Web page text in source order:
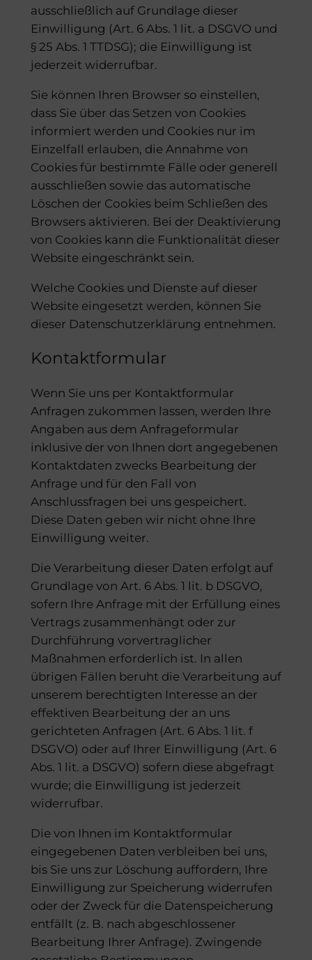
ausschließlich auf Grundlage dieser
Einwilligung (Art. 6 Abs. 1 lit. a DSGVO und
§ 25 Abs. 1 TTDSG); die Einwilligung ist
jederzeit widerrufbar.
Sie können Ihren Browser so einstellen,
dass Sie über das Setzen von Cookies
informiert werden und Cookies nur im
Einzelfall erlauben, die Annahme von
Cookies für bestimmte Fälle oder generell
ausschließen sowie das automatische
Löschen der Cookies beim Schließen des
Browsers aktivieren. Bei der Deaktivierung
von Cookies kann die Funktionalität dieser
Website eingeschränkt sein.
Welche Cookies und Dienste auf dieser
Website eingesetzt werden, können Sie
dieser Datenschutzerklärung entnehmen.
Kontaktformular
Wenn Sie uns per Kontaktformular
Anfragen zukommen lassen, werden Ihre
Angaben aus dem Anfrageformular
inklusive der von Ihnen dort angegebenen
Kontaktdaten zwecks Bearbeitung der
Anfrage und für den Fall von
Anschlussfragen bei uns gespeichert.
Diese Daten geben wir nicht ohne Ihre
Einwilligung weiter.
Die Verarbeitung dieser Daten erfolgt auf
Grundlage von Art. 6 Abs. 1 lit. b DSGVO,
sofern Ihre Anfrage mit der Erfüllung eines
Vertrags zusammenhängt oder zur
Durchführung vorvertraglicher
Maßnahmen erforderlich ist. In allen
übrigen Fällen beruht die Verarbeitung auf
unserem berechtigten Interesse an der
effektiven Bearbeitung der an uns
gerichteten Anfragen (Art. 6 Abs. 1 lit. f
DSGVO) oder auf Ihrer Einwilligung (Art. 6
Abs. 1 lit. a DSGVO) sofern diese abgefragt
wurde; die Einwilligung ist jederzeit
widerrufbar.
Die von Ihnen im Kontaktformular
eingegebenen Daten verbleiben bei uns,
bis Sie uns zur Löschung auffordern, Ihre
Einwilligung zur Speicherung widerrufen
oder der Zweck für die Datenspeicherung
entfällt (z. B. nach abgeschlossener
Bearbeitung Ihrer Anfrage). Zwingende